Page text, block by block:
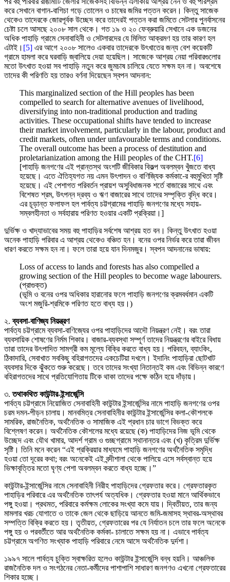
করে সেখানে বাগান-বাগিচা গড়ে তোলেন ও চাষের জমির পত্তন করেন। কিন্তু সাজেক
থেকেও তাদেরকে জোরপূর্বক উচ্ছেদ করে তাদেরই পত্তন করা জমিতে সেটলার পুনর্বাসনের
চেষ্টা চলে আসছে ২০০৮ সাল থেকে। গত ১৯ ও ২০ ফেব্রুয়ারি সেখানে এক ডজনের
অধিক পাহাড়ি গ্রামে সেনাবাহিনী ও সেটলারদের যে মিলিত আক্রমণ হয় তার কারণ হল
এটাই। [5] এর আগে ২০০৮ সালেও একবার তাদেরকে উৎখাতের জন্য বেশ কয়েকটি
গ্রামে হামলা করে ঘরবাড়ি জ্বালিয়ে দেয়া হয়েছিল। সাজেকে আশ্রয় নেয়া পরিবারগুলোর
মতো উৎখাত হওয়া সব পাহাড়ি নতুন করে জুমচাষ চালিয়ে যেতে সক্ষম হন না। অবশেষে
তাদের কী পরিণতি হয় তারও বর্ণনা দিয়েছেন স্বপন আদনান:
This marginalized section of the Hill peoples has been
compelled to search for alternative avenues of livelihood,
diversifying into non-traditional production and trading
activities. These occupational shifts have tended to increase
their market involvement, particularly in the labour, product and
credit markets, often under unfavourable terms and conditions.
The overall outcome has been a process of destitution and
proletarianization among the Hill peoples of the CHT.[6]
[পাহাড়ি জনগণের এই প্রান্তস্থ অংশটি জীবিকার বিকল্প অবলম্বন খুঁজতে বাধ্য
হয়েছে। এতে ঐতিহ্যগত নয় এমন উৎপাদন ও বাণিজ্যিক কর্মকা-ের বহুমুখিতা সৃষ্টি
হয়েছে। এই পেশাগত পরিবর্তন প্রায়শ অসুবিধাজনক শর্তে বাজারের সাথে এবং
বিশেষত শ্রম, উৎপন্ন দ্রব্য ও ঋণ বাজারের সাথে তাদের সম্পৃক্তি বৃদ্ধি করে।
এর চূড়ান্ত ফলাফল হল পার্বত্য চট্টগ্রামের পাহাড়ি জনগণের মধ্যে সহায়-
সম্বলহীনতা ও সর্বহারায় পরিণত হওয়ার একটি প্রক্রিয়া।]
দুর্ভিক্ষ ও খাদ্যাভাবের সময় বহু পাহাড়ির সর্বশেষ আশ্রয় হত বন। কিন্তু উৎখাত হওয়া
অনেক পাহাড়ি পরিবার এ আশ্রয় থেকেও বঞ্চিত হন। বনের ওপর নির্ভর করে তারা জীবন
ধারণ করতে সক্ষম হন না। ফলে তারা হয়ে যান দিনমজুর। স্বপন আদনানের ভাষায়:
Loss of access to lands and forests has also compelled a
growing section of the Hill peoples to become wage labourers.
(প্রাগুক্ত)
(ভূমি ও বনের ওপর অধিকার হারানোর ফলে পাহাড়ি জনগণের ক্রমবর্ধমান একটি
অংশ মজুরি-শ্রমিকে পরিণত হতে বাধ্য হয়।)
২.ব্যবসা-বাণিজ্য নিয়ন্ত্রণ
পার্বত্য চট্টগ্রামে ব্যবসা-বাণিজ্যের ওপর পাহাড়িদের আদৌ নিয়ন্ত্রণ নেই। বরং তারা
ব্যবসায়িক শোষণের নির্মম শিকার। বাজার-ব্যবস্থা সম্পূর্ণ তাদের নিয়ন্ত্রণের বাইরে বিধায়
তারা তাদের উৎপাদিত সামগ্রী কম মূল্যে বিক্রি করতে বাধ্য হয়। পরিবহন, ব্যাংকিং,
ঠিকাদারি, সেবাখাত সবকিছু বহিরাগতদের একচেটিয়া দখলে। ইদানিং পাহাড়িরা ছোটখাট
ব্যবসার দিকে ঝুঁকতে শুরু করেছে। তবে তাদের সংখ্যা নিতান্তই কম এবং বিভিন্ন কারণে
বহিরাগতদের সাথে প্রতিযোগিতায় টিকে থাকা তাদের পক্ষে কঠিন হয়ে দাঁড়ায়।
৩.তথাকথিত কাউন্টার-ইন্সার্জেন্সি
পার্বত্য চট্টগ্রামে নিয়োজিত সেনাবাহিনী কাউন্টার ইন্সার্জেন্সির নামে পাহাড়ি জনগণের ওপর
চরম দমন-পীড়ন চালায়। মানবমিত্র সেনাবাহিনীর কাউন্টার ইন্সার্জেন্সির কলা-কৌশলকে
সামরিক, রাজনৈতিক, অর্থনৈতিক ও সামাজিক এই প্রধান চার ভাগে বিভক্ত করে
বিশ্লেষণ করেন। অর্থনৈতিক কৌশলের মধ্যে রয়েছে (ক) পাহাড়িদের নিজ ভূমি থেকে
উচ্ছেদ এবং যৌথ খামার, আদর্শ গ্রাম ও গুচ্ছগ্রামে স্থানান্তর এবং (খ) কৃত্রিম দুর্ভিক্ষ
সৃষ্টি। তিনি মনে করেন “এই প্রক্রিয়ার মাধ্যমে পাহাড়ি জনগণের অর্থনৈতিক সমৃদ্ধি
হওয়া তো দূরের কথা; বরং অনেকেই এই বন্দীশালা থেকে পালিয়ে এসে সর্বস্বান্ত হয়ে
ভিক্ষাবৃত্তির মতো ঘৃণ্য পেশা অবলম্বন করতে বাধ্য হচ্ছে।”
কাউন্টার-ইন্সার্জেন্সির নামে সেনাবাহিনী নিরীহ পাহাড়িদের গ্রেফতার করে। গ্রেফতারকৃত
পাহাড়ির পরিবারে এর অর্থনৈতিক তাৎপর্য অত্যধিক। গ্রেফতার হওয়া মানে আর্থিকভাবে
পঙ্গু হওয়া। প্রথমত, পরিবারে কর্মক্ষম লোকের সংখ্যা কমে যায়। দ্বিতীয়ত, তার জন্য
মামলার খরচ যোগাতে ও তাকে জেল থেকে ছাড়িয়ে আনতে জমি-জমাসহ স্থাবর-অস্থাবর
সম্পত্তি বিক্রি করতে হয়। তৃতীয়ত, গ্রেফতারের পর যে নির্যাতন চলে তার ফলে অনেকে
পঙ্গু হয় ও পরবর্তীতে আর অর্থনৈতিক কর্মকা- চালাতে সক্ষম হয় না। এভাবে পার্বত্য
চট্টগ্রামে অগণিত সংখ্যাক পাহাড়ি পরিবারে নেমে আসে অর্থনৈতিক দুর্দশা।
১৯৯৭ সালে পার্বত্য চুক্তি স্বাক্ষরিত হলেও কাউন্টার ইন্সার্জেন্সি বন্ধ হয়নি। আঞ্চলিক
রাজনৈতিক দল ও সংগঠনের নেতা-কর্মীদের পাশাপাশি সাধারণ জনগণও এখনো গ্রেফতারের
শিকার হচ্ছে।